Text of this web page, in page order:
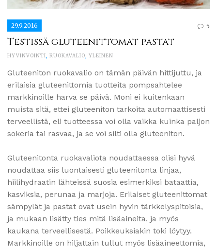
29.9.2016 5
Testissä gluteenittomat pastat
HYVINVOINTI, RUOKAVALIO, YLEINEN
Gluteeniton ruokavalio on tämän päivän hittijuttu, ja
erilaisia gluteenittomia tuotteita pompsahtelee
markkinoille harva se päivä. Moni ei kuitenkaan
muista sitä, ettei gluteeniton tarkoita automaattisesti
terveellistä, eli tuotteessa voi olla vaikka kuinka paljon
sokeria tai rasvaa, ja se voi silti olla gluteeniton.
Gluteenitonta ruokavaliota noudattaessa olisi hyvä
noudattaa siis luontaisesti gluteenitonta linjaa,
hiilihydraatin lähteissä suosia esimerkiksi bataattia,
kasviksia, perunaa ja marjoja. Erilaiset gluteenittomat
sämpylät ja pastat ovat usein hyvin tärkkelyspitoisia,
ja mukaan lisätty ties mitä lisäaineita, ja myös
kaukana terveellisestä. Poikkeuksiakin toki löytyy.
Markkinoille on hiljattain tullut myös lisäaineettomia,